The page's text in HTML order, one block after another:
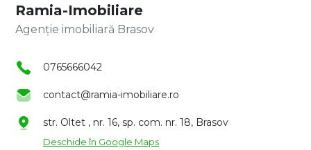
Ramia-Imobiliare
Agenție imobiliară Brasov
0765666042
contact@ramia-imobiliare.ro
str. Oltet , nr. 16, sp. com. nr. 18, Brasov
Deschide în Google Maps